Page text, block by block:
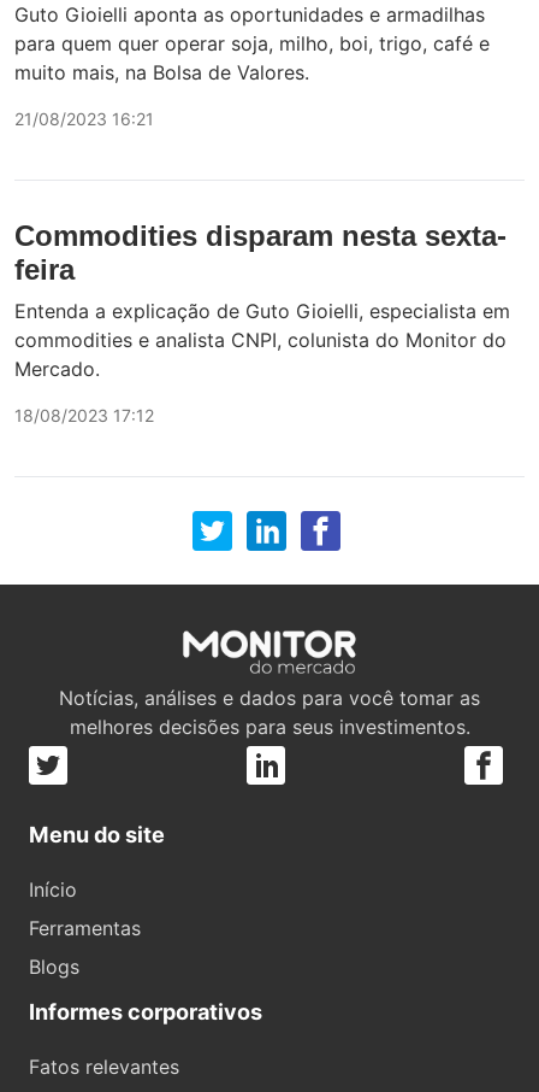
Guto Gioielli aponta as oportunidades e armadilhas
para quem quer operar soja, milho, boi, trigo, café e
muito mais, na Bolsa de Valores.
21/08/2023 16:21
Commodities disparam nesta sexta-
feira
Entenda a explicação de Guto Gioielli, especialista em
commodities e analista CNPI, colunista do Monitor do
Mercado.
18/08/2023 17:12
Notícias, análises e dados para você tomar as
melhores decisões para seus investimentos.
Menu do site
Início
Ferramentas
Blogs
Informes corporativos
Fatos relevantes